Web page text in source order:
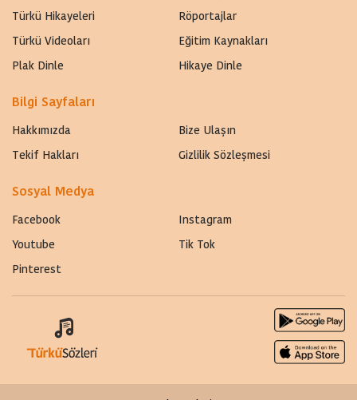
Türkü Hikayeleri
Röportajlar
Türkü Videoları
Eğitim Kaynakları
Plak Dinle
Hikaye Dinle
Bilgi Sayfaları
Hakkımızda
Bize Ulaşın
Tekif Hakları
Gizlilik Sözleşmesi
Sosyal Medya
Facebook
Instagram
Youtube
Tik Tok
Pinterest